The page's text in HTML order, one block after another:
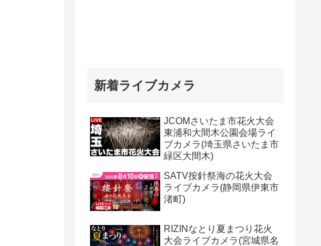
新着ライブカメラ
JCOMさいたま市花火大会
東浦和大間木公園会場ライ
ブカメラ(埼玉県さいたま市
緑区大間木)
SATV按針祭海の花火大会
ライブカメラ(静岡県伊東市
渚町)
RIZINなとり夏まつり花火
大会ライブカメラ(宮城県名